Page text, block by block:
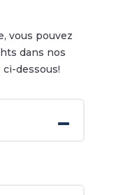
vous pouvez
dans nos
ci-dessous!